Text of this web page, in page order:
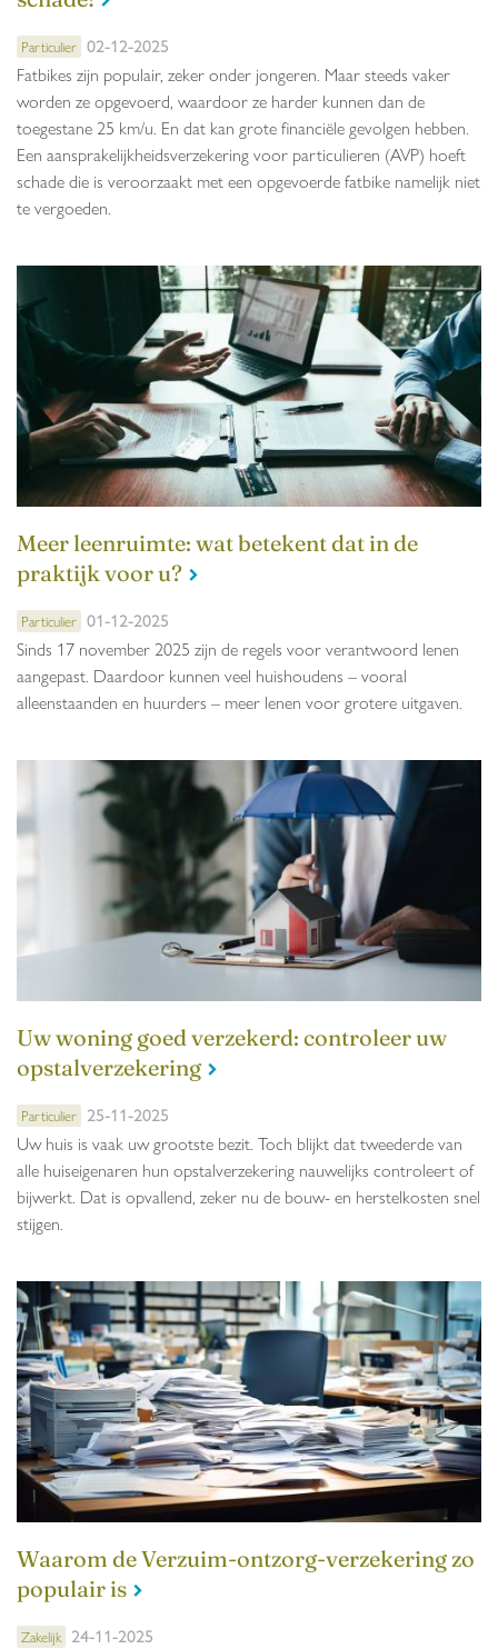
Particulier 02-12-2025
Fatbikes zijn populair, zeker onder jongeren. Maar steeds vaker
worden ze opgevoerd, waardoor ze harder kunnen dan de
toegestane 25 km/u. En dat kan grote financiële gevolgen hebben.
Een aansprakelijkheidsverzekering voor particulieren (AVP) hoeft
schade die is veroorzaakt met een opgevoerde fatbike namelijk niet
te vergoeden.
Meer leenruimte: wat betekent dat in de
praktijk voor u?
Particulier 01-12-2025
Sinds 17 november 2025 zijn de regels voor verantwoord lenen
aangepast. Daardoor kunnen veel huishoudens – vooral
alleenstaanden en huurders – meer lenen voor grotere uitgaven.
Uw woning goed verzekerd: controleer uw
opstalverzekering
Particulier 25-11-2025
Uw huis is vaak uw grootste bezit. Toch blijkt dat tweederde van
alle huiseigenaren hun opstalverzekering nauwelijks controleert of
bijwerkt. Dat is opvallend, zeker nu de bouw- en herstelkosten snel
stijgen.
Waarom de Verzuim-ontzorg-verzekering zo
populair is
Zakelijk 24-11-2025